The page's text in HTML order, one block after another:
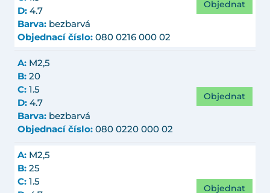
D: 4.7
Barva: bezbarvá
Objednací číslo: 080 0216 000 02
Objednat
A: M2,5
B: 20
C: 1.5
D: 4.7
Barva: bezbarvá
Objednací číslo: 080 0220 000 02
Objednat
A: M2,5
B: 25
C: 1.5
Objednat